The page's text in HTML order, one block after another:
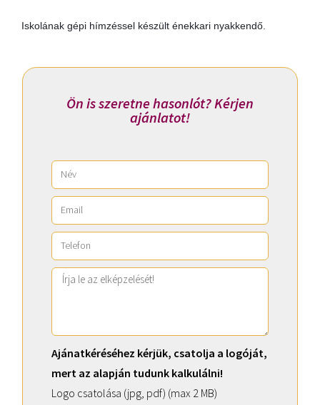
Iskolának gépi hímzéssel készült énekkari nyakkendő.
Ön is szeretne hasonlót? Kérjen
ajánlatot!
Ajánatkéréséhez kérjük, csatolja a logóját,
mert az alapján tudunk kalkulálni!
Logo csatolása (jpg, pdf) (max 2 MB)